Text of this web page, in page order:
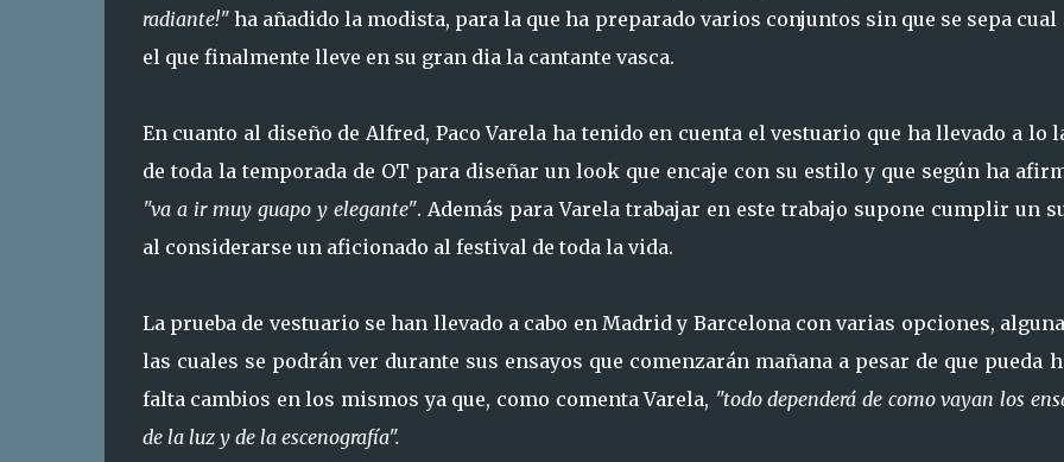
radiante!"ha añadido la modista, para la que ha preparado varios conjuntos sin que se sepa cual
el que finalmente lleve en su gran dia la cantante vasca.
En cuanto al diseño de Alfred, Paco Varela ha tenido en cuenta el vestuario que ha llevado a lo
de toda la temporada de OT para diseñar un look que encaje con su estilo y que según ha
"va a ir muy guapo y elegante". Además para Varela trabajar en este trabajo supone cumplir un
al considerarse un aficionado al festival de toda la vida.
La prueba de vestuario se han llevado a cabo en Madrid y Barcelona con varias opciones,
las cuales se podrán ver durante sus ensayos que comenzarán mañana a pesar de que pueda
falta cambios en los mismos ya que, como comenta Varela, "todo dependerá de como vayan los
de la luz y de la escenografía".